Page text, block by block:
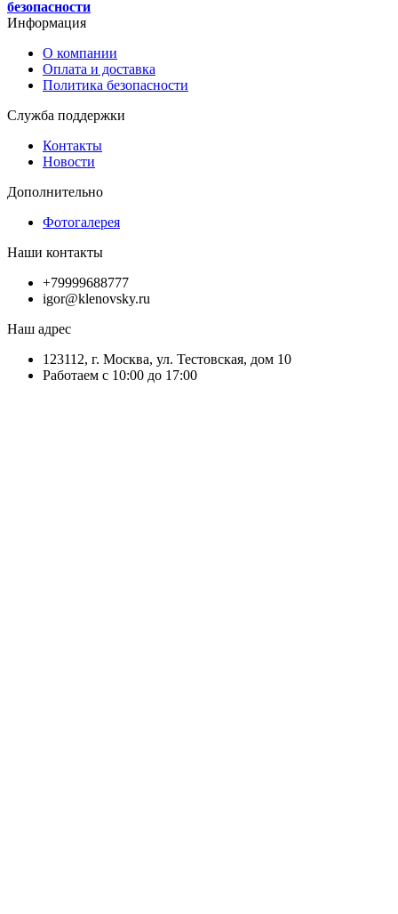
безопасности
Информация
О компании
Оплата и доставка
Политика безопасности
Служба поддержки
Контакты
Новости
Дополнительно
Фотогалерея
Наши контакты
+79999688777
igor@klenovsky.ru
Наш адрес
123112, г. Москва, ул. Тестовская, дом 10
Работаем с 10:00 до 17:00